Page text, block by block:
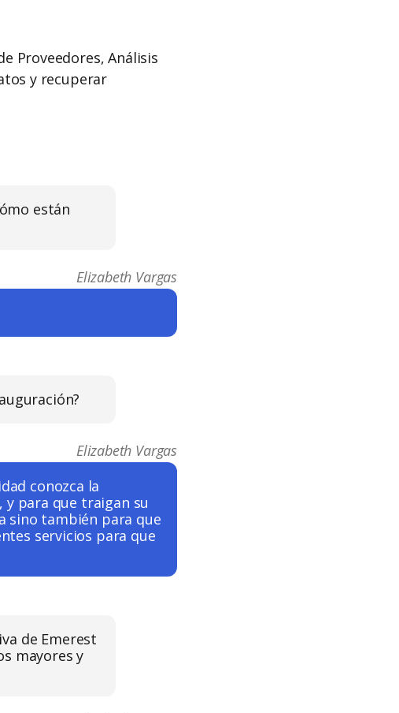
Proveedores, Análisis
y recuperar
están
Elizabeth Vargas
conozca la
y para que traigan su
sino también para que
servicios para que
Elizabeth Vargas
de Emerest
mayores y